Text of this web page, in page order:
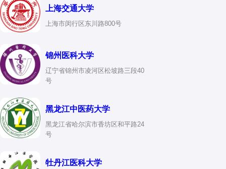
上海交通大学
上海市闵行区东川路800号
锦州医科大学
辽宁省锦州市凌河区松坡路三段40
号
黑龙江中医药大学
黑龙江省哈尔滨市香坊区和平路24
号
牡丹江医科大学